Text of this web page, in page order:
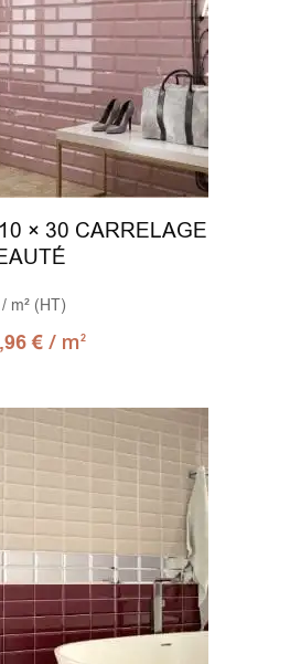
× 30 CARRELAGE
m² (HT)
€ / m2